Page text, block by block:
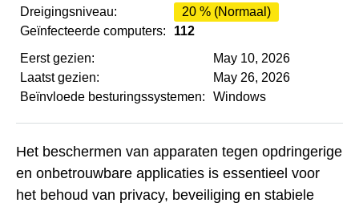
Dreigingsniveau:
20 % (Normaal)
Geïnfecteerde computers:
112
Eerst gezien:
May 10, 2026
Laatst gezien:
May 26, 2026
Beïnvloede besturingssystemen:
Windows
Het beschermen van apparaten tegen opdringerige
en onbetrouwbare applicaties is essentieel voor
het behoud van privacy, beveiliging en stabiele